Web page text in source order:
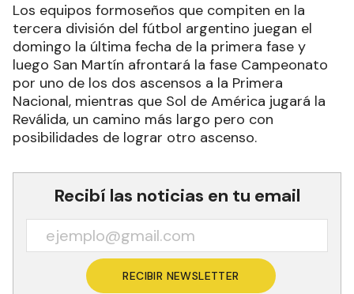
Los equipos formoseños que compiten en la
tercera división del fútbol argentino juegan el
domingo la última fecha de la primera fase y
luego San Martín afrontará la fase Campeonato
por uno de los dos ascensos a la Primera
Nacional, mientras que Sol de América jugará la
Reválida, un camino más largo pero con
posibilidades de lograr otro ascenso.
Recibí las noticias en tu email
RECIBIR NEWSLETTER